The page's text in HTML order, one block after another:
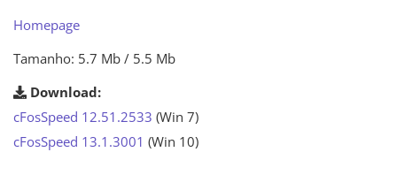
Homepage
Tamanho: 5.7 Mb / 5.5 Mb
Download:
cFosSpeed 12.51.2533 (Win 7)
cFosSpeed 13.1.3001 (Win 10)